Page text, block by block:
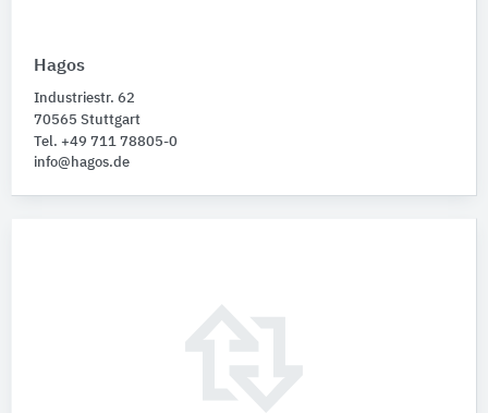
Hagos
Industriestr. 62
70565 Stuttgart
Tel. +49 711 78805-0
info@hagos.de